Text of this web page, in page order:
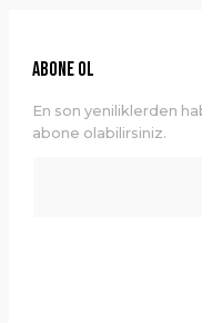
Bu ürüne benzer farklı
ABONE OL
En son yeniliklerden
abone olabilirsiniz.